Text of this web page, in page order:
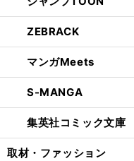
ZEBRACK
マンガMeets
S-MANGA
集英社コミック文庫
取材・ファッション